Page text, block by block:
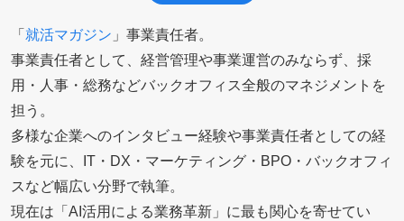
「 就活マガジン 」事業責任者。
事業責任者として、経営管理や事業運営のみならず、採
用・人事・総務などバックオフィス全般のマネジメントを
担う。
多様な企業へのインタビュー経験や事業責任者としての経
験を元に、IT・DX・マーケティング・BPO・バックオフィ
スなど幅広い分野で執筆。
現在は「AI活用による業務革新」に最も関心を寄せてい